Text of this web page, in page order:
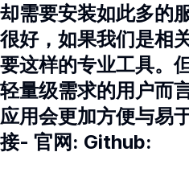
却需要安装如此多的
很好，如果我们是相
要这样的专业工具。
轻量级需求的用户而
应用会更加方便与易
接- 官网: Github: